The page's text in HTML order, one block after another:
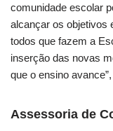
comunidade escolar
alcançar os objetivos
todos que fazem a
inserção das novas
que o ensino
Assessoria de